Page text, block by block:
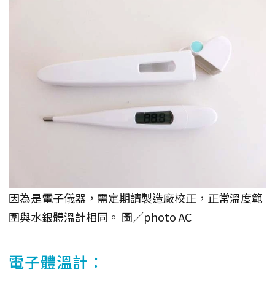
因為是電子儀器，需定期請製造廠校正，正常溫度範
圍與水銀體溫計相同。 圖／photo AC
電子體溫計：